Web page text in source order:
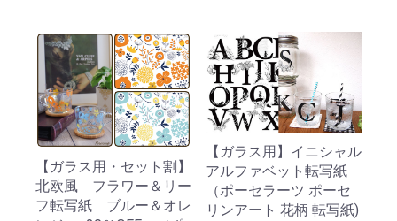
【ガラス用・セット割】
北欧風 フラワー＆リー
フ転写紙 ブルー＆オレ
【ガラス用】イニシャル
アルファベット転写紙
（ポーセラーツ ポーセ
リンアート 花柄 転写紙)